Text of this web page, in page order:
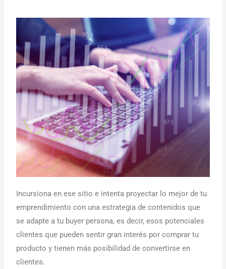
Incursiona en ese sitio e intenta proyectar lo mejor de tu
emprendimiento con una estrategia de contenidos que
se adapte a tu buyer persona, es decir, esos potenciales
clientes que pueden sentir gran interés por comprar tu
producto y tienen más posibilidad de convertirse en
clientes.